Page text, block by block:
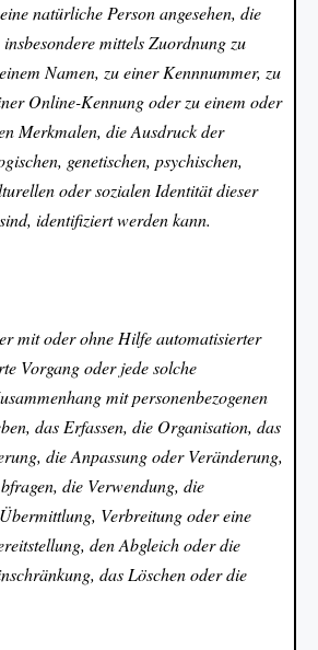
natürliche Person angesehen, die
mittels Zuordnung zu
Namen, zu einer Kennnummer, zu
Online-Kennung oder zu einem oder
Merkmalen, die Ausdruck der
genetischen, psychischen,
oder sozialen Identität dieser
identifiziert werden kann.
mit oder ohne Hilfe automatisierter
Vorgang oder jede solche
mit personenbezogenen
das Erfassen, die Organisation, das
die Anpassung oder Veränderung,
die Verwendung, die
Verbreitung oder eine
den Abgleich oder die
das Löschen oder die